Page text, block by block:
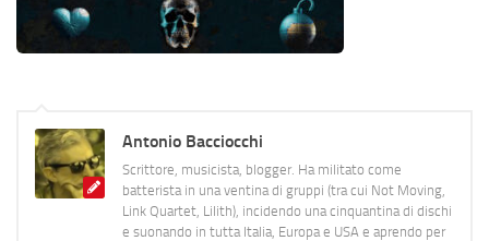
Antonio Bacciocchi
Scrittore, musicista, blogger. Ha militato come
batterista in una ventina di gruppi (tra cui Not Moving,
Link Quartet, Lilith), incidendo una cinquantina di dischi
e suonando in tutta Italia, Europa e USA e aprendo per